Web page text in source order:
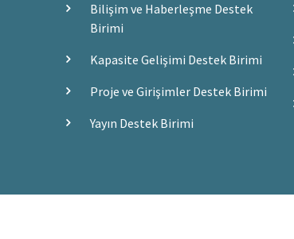
Bilişim ve Haberleşme Destek
Birimi
Kapasite Gelişimi Destek Birimi
Proje ve Girişimler Destek Birimi
Yayın Destek Birimi